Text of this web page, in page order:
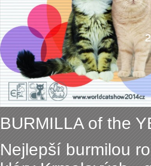
BURMILLA of the
Nejlepší burmilou